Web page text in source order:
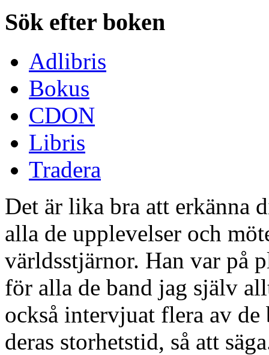
Sök efter boken
Adlibris
Bokus
CDON
Libris
Tradera
Det är lika bra att erkänna
alla de upplevelser och
världsstjärnor. Han var på
för alla de band jag själv
också intervjuat flera av
deras storhetstid, så att